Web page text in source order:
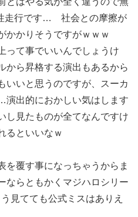
走行です… 社会との摩擦が
かかりそうですがｗｗｗ
って事でいいんでしょうけ
から昇格する演出もあるから
いいと思うのですが、スーカ
出的におかしい気はします
し見たものが全てなんですけ
るといいなｗ
覆す事になっちゃうからま
ならともかくマジハロシリー
見てても公式ミスはありえ